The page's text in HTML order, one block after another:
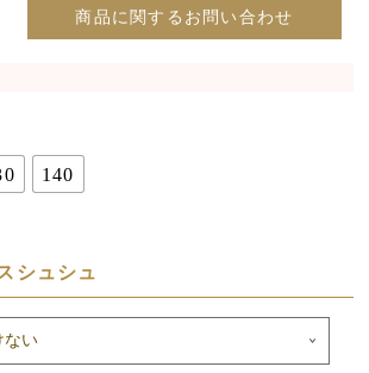
商品に関するお問い合わせ
140
シュシュ